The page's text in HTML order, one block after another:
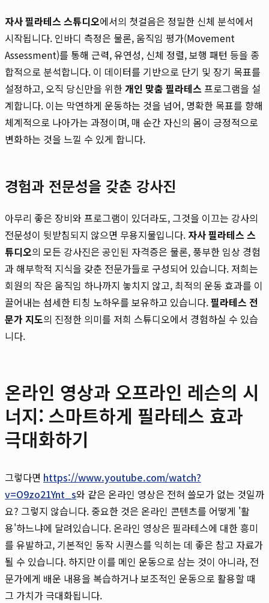
자사 필라테스 스튜디오에서의 첫걸음은 정밀한 신체 분석에서
시작됩니다. 인바디 측정은 물론, 움직임 평가(Movement
Assessment)를 통해 근력, 유연성, 신체 정렬, 보행 패턴 등을 종
합적으로 분석합니다. 이 데이터를 기반으로 단기 및 장기 목표를
설정하고, 오직 당신만을 위한개인 맞춤 필라테스 프로그램을 설
계합니다. 이는 막연하게 운동하는 것을 넘어, 명확한 목표를 향해
체계적으로 나아가는 과정이며, 매 순간 자신의 몸이 긍정적으로
변화하는 것을 느낄 수 있게 합니다.
경험과 전문성을 갖춘 강사진
아무리 좋은 장비와 프로그램이 있더라도, 그것을 이끄는 강사의
전문성이 뒷받침되지 않으면 무용지물입니다. 자사 필라테스 스
튜디오의 모든 강사진은 공인된 자격증은 물론, 풍부한 임상 경험
과 해부학적 지식을 갖춘 전문가들로 구성되어 있습니다. 저희는
회원의 작은 움직임 하나까지 놓치지 않고, 최적의 운동 효과를 이
끌어내는 섬세한 티칭 노하우를 보유하고 있습니다.필라테스 전
문가 지도의 진정한 의미를 저희 스튜디오에서 경험하실 수 있습
니다.
온라인 영상과 오프라인 레슨의 시
너지: 스마트하게 필라테스 효과
극대화하기
그렇다면 https://www.youtube.com/watch?
v=O9zo21Ynt_s와 같은 온라인 영상은 전혀 쓸모가 없는 것일까
요? 그렇지 않습니다. 중요한 것은 온라인 콘텐츠를 어떻게 '활
용'하느냐에 달려있습니다. 온라인 영상은 필라테스에 대한 흥미
를 유발하고, 기본적인 동작 시퀀스를 익히는 데 좋은 참고 자료가
될 수 있습니다. 하지만 이를 메인 운동으로 삼는 것이 아니라, 전
문가에게 배운 내용을 복습하거나 보조적인 운동으로 활용할 때
그 가치가 극대화됩니다.